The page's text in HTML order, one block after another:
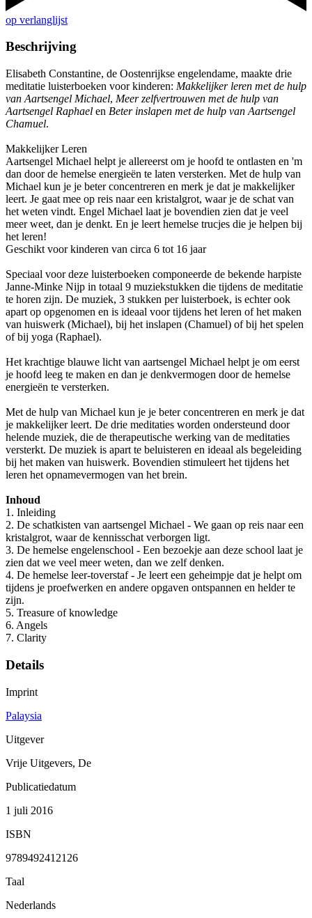
op verlanglijst
Beschrijving
Elisabeth Constantine, de Oostenrijkse engelendame, maakte drie
meditatie luisterboeken voor kinderen: Makkelijker leren met de hulp
van Aartsengel Michael, Meer zelfvertrouwen met de hulp van
Aartsengel Raphael en Beter inslapen met de hulp van Aartsengel
Chamuel.
Makkelijker Leren
Aartsengel Michael helpt je allereerst om je hoofd te ontlasten en 'm
dan door de hemelse energieën te laten versterken. Met de hulp van
Michael kun je je beter concentreren en merk je dat je makkelijker
leert. Je gaat mee op reis naar een kristalgrot, waar je de schat van
het weten vindt. Engel Michael laat je bovendien zien dat je veel
meer weet, dan je denkt. En je leert hemelse trucjes die je helpen bij
het leren!
Geschikt voor kinderen van circa 6 tot 16 jaar
Speciaal voor deze luisterboeken componeerde de bekende harpiste
Janne-Minke Nijp in totaal 9 muziekstukken die tijdens de meditatie
te horen zijn. De muziek, 3 stukken per luisterboek, is echter ook
apart op opgenomen en is ideaal voor tijdens het leren of het maken
van huiswerk (Michael), bij het inslapen (Chamuel) of bij het spelen
of bij yoga (Raphael).
Het krachtige blauwe licht van aartsengel Michael helpt je om eerst
je hoofd leeg te maken en dan je denkvermogen door de hemelse
energieën te versterken.
Met de hulp van Michael kun je je beter concentreren en merk je dat
je makkelijker leert. De drie meditaties worden ondersteund door
helende muziek, die de therapeutische werking van de meditaties
versterkt. De muziek is apart te beluisteren en ideaal als begeleiding
bij het maken van huiswerk. Bovendien stimuleert het tijdens het
leren het opnamevermogen van het brein.
Inhoud
1. Inleiding
2. De schatkisten van aartsengel Michael - We gaan op reis naar een
kristalgrot, waar de kennisschat verborgen ligt.
3. De hemelse engelenschool - Een bezoekje aan deze school laat je
zien dat we veel meer weten, dan we zelf denken.
4. De hemelse leer-toverstaf - Je leert een geheimpje dat je helpt om
tijdens je proefwerken en andere opgaven ontspannen en helder te
zijn.
5. Treasure of knowledge
6. Angels
7. Clarity
Details
Imprint
Palaysia
Uitgever
Vrije Uitgevers, De
Publicatiedatum
1 juli 2016
ISBN
9789492412126
Taal
Nederlands